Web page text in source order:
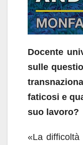
Docente
sulle
faticosi e
suo lavoro?
«La